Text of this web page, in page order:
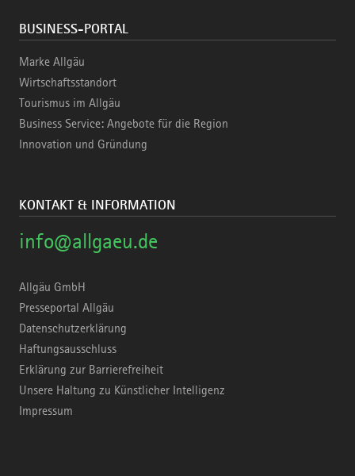
BUSINESS-PORTAL
Marke Allgäu
Wirtschaftsstandort
Tourismus im Allgäu
Business Service: Angebote für die Region
Innovation und Gründung
KONTAKT & INFORMATION
info@allgaeu.de
Allgäu GmbH
Presseportal Allgäu
Datenschutzerklärung
Haftungsausschluss
Erklärung zur Barrierefreiheit
Unsere Haltung zu Künstlicher Intelligenz
Impressum